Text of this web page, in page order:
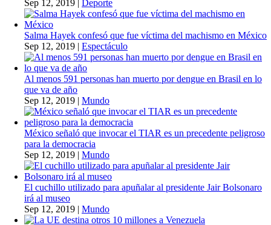
Sep 12, 2019 | Deporte
Salma Hayek confesó que fue víctima del machismo en México
Sep 12, 2019 | Espectáculo
Al menos 591 personas han muerto por dengue en Brasil en lo
que va de año
Sep 12, 2019 | Mundo
México señaló que invocar el TIAR es un precedente peligroso
para la democracia
Sep 12, 2019 | Mundo
El cuchillo utilizado para apuñalar al presidente Jair Bolsonaro
irá al museo
Sep 12, 2019 | Mundo